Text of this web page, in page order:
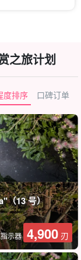
之旅计划
度排序 口碑订单
（13 号）
示器 4,900 刃